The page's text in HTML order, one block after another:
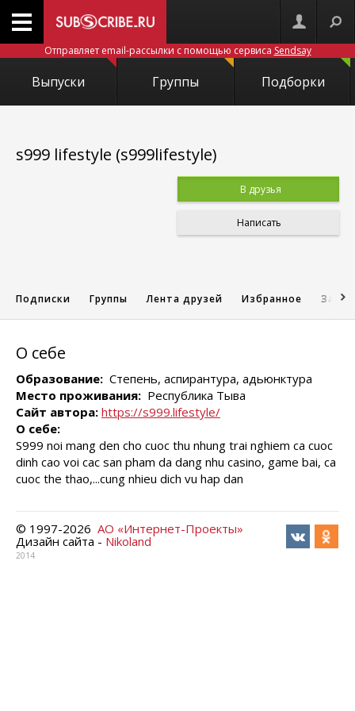
Отправляет email-рассылки с помощью сервиса Sendsay
Выпуски Группы Подборки
s999 lifestyle (s999lifestyle)
В друзья
Написать
Подписки Группы Лента друзей Избранное
О себе
Образование: Степень, аспирантура, адьюнктура
Место проживания: Республика Тыва
Сайт автора: https://s999.lifestyle/
О себе:
S999 noi mang den cho cuoc thu nhung trai nghiem ca cuoc
dinh cao voi cac san pham da dang nhu casino, game bai, ca
cuoc the thao,...cung nhieu dich vu hap dan
© 1997-2026 АО «Интернет-Проекты»
Дизайн сайта - Nikoland
2014